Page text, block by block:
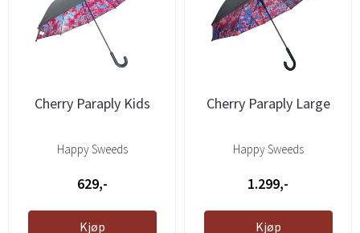
Cherry Paraply Kids
Happy Sweeds
629,-
Kjøp
Cherry Paraply Large
Happy Sweeds
1.299,-
Kjøp